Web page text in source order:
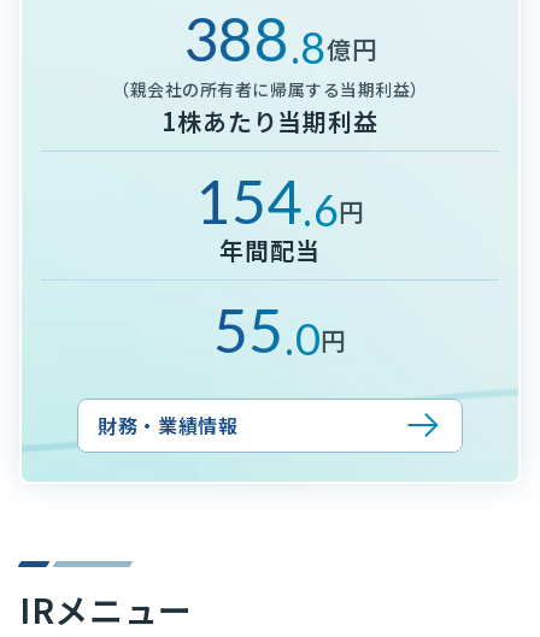
388.8億円
（親会社の所有者に帰属する当期利益）
1株あたり当期利益
154.6円
年間配当
55.0円
財務・業績情報
IRメニュー